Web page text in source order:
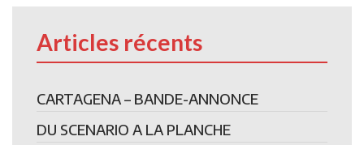
Articles récents
CARTAGENA – BANDE-ANNONCE
DU SCENARIO A LA PLANCHE